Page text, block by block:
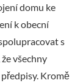
domu ke
k obecní
s
všechny
Kromě